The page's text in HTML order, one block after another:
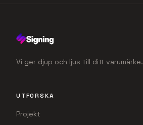
Vi ger djup och ljus till ditt varumärke.
UTFORSKA
Projekt